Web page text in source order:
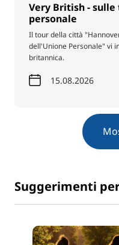
Very British -
personale
Il tour della città
dell'Unione Personale" vi
britannica.
15.08.2026
Suggerimenti